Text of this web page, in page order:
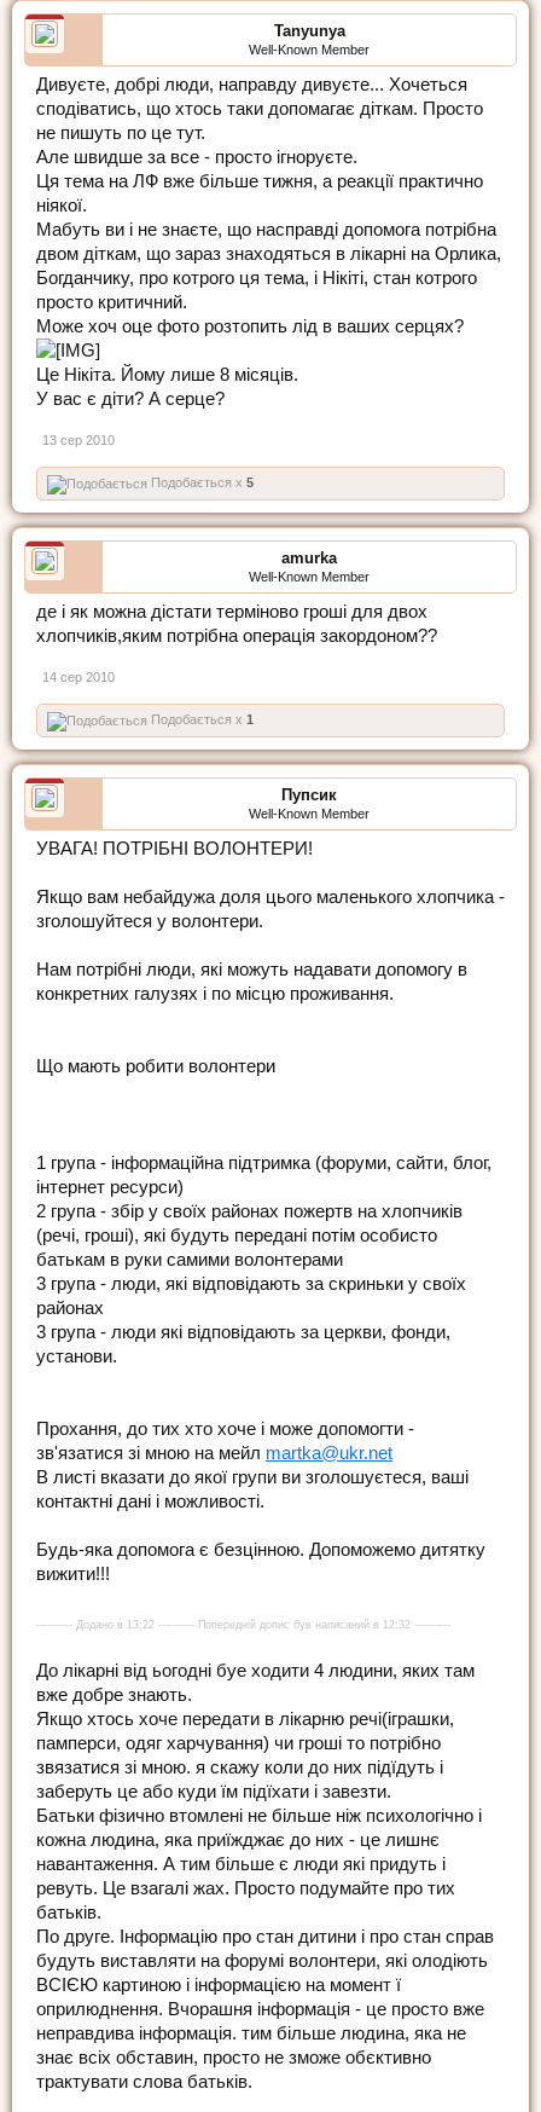
Tanyunya
Well-Known Member
Дивуєте, добрі люди, направду дивуєте... Хочеться
сподіватись, що хтось таки допомагає діткам. Просто
не пишуть по це тут.
Але швидше за все - просто ігноруєте.
Ця тема на ЛФ вже більше тижня, а реакції практично
ніякої.
Мабуть ви і не знаєте, що насправді допомога потрібна
двом діткам, що зараз знаходяться в лікарні на Орлика,
Богданчику, про котрого ця тема, і Нікіті, стан котрого
просто критичний.
Може хоч оце фото розтопить лід в ваших серцях?
Це Нікіта. Йому лише 8 місяців.
У вас є діти? А серце?
13 сер 2010
Подобається x 5
amurka
Well-Known Member
де і як можна дістати терміново гроші для двох
хлопчиків,яким потрібна операція закордоном??
14 сер 2010
Подобається x 1
Пупсик
Well-Known Member
УВАГА! ПОТРІБНІ ВОЛОНТЕРИ!
Якщо вам небайдужа доля цього маленького хлопчика -
зголошуйтеся у волонтери.
Нам потрібні люди, які можуть надавати допомогу в
конкретних галузях і по місцю проживання.
Що мають робити волонтери
1 група - інформаційна підтримка (форуми, сайти, блог,
інтернет ресурси)
2 група - збір у своїх районах пожертв на хлопчиків
(речі, гроші), які будуть передані потім особисто
батькам в руки самими волонтерами
3 група - люди, які відповідають за скриньки у своїх
районах
3 група - люди які відповідають за церкви, фонди,
установи.
Прохання, до тих хто хоче і може допомогти -
зв'язатися зі мною на мейл martka@ukr.net
В листі вказати до якої групи ви зголошуєтеся, ваші
контактні дані і можливості.
Будь-яка допомога є безцінною. Допоможемо дитятку
вижити!!!
---------- Додано в 13:22 ---------- Попередній допис був написаний в 12:32 ----------
До лікарні від ьогодні буе ходити 4 людини, яких там
вже добре знають.
Якщо хтось хоче передати в лікарню речі(іграшки,
памперси, одяг харчування) чи гроші то потрібно
звязатися зі мною. я скажу коли до них підїдуть і
заберуть це або куди їм підїхати і завезти.
Батьки фізично втомлені не більше ніж психологічно і
кожна людина, яка приїжджає до них - це лишнє
навантаження. А тим більше є люди які придуть і
ревуть. Це взагалі жах. Просто подумайте про тих
батьків.
По друге. Інформацію про стан дитини і про стан справ
будуть виставляти на форумі волонтери, які олодіють
ВСІЄЮ картиною і інформацією на момент ї
оприлюднення. Вчорашня інформація - це просто вже
неправдива інформація. тим більше людина, яка не
знає всіх обставин, просто не зможе обєктивно
трактувати слова батьків.